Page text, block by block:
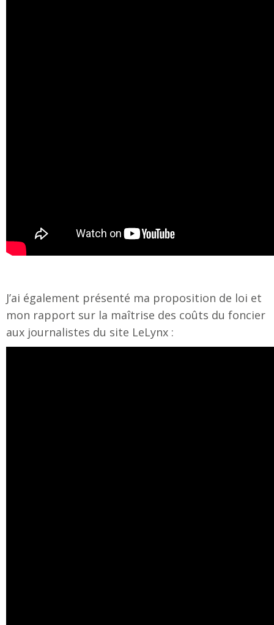
J’ai également présenté ma proposition de loi et
mon rapport sur la maîtrise des coûts du foncier
aux journalistes du site LeLynx :